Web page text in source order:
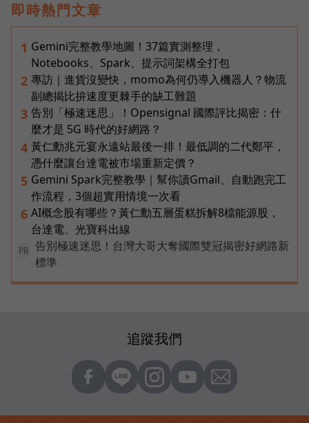
即時熱門文章
1 Gemini完整教學地圖！37篇實測整理，
Notebooks、Spark、提示詞架構全打包
2 專訪｜進貨沒變快，momo為何仍導入機器人？物流
副總揭比拚速度更棘手的缺工難題
3 告別「極速迷思」！Opensignal 國際評比揭密：什
麼才是 5G 時代的好網路？
4 黃仁勳兆元宴永遠站最後一排！最低調的二代鄭平，
憑什麼讓台達電被市場重新定價？
5 Gemini Spark完整教學｜幫你讀Gmail、自動跑完工
作流程，3個超實用情境一次看
6 AI概念股有哪些？黃仁勳五層蛋糕拆解8檔能源股，
台達電、光寶科出線
PR
告別極速迷思！台灣大哥大奪國際雙冠揭密好網路新
標準
追蹤我們